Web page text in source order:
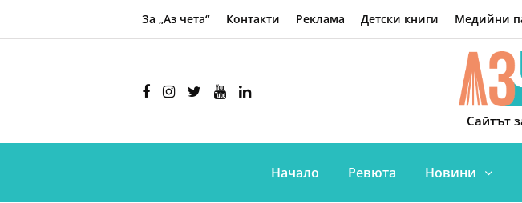
За „Аз чета“ Контакти Реклама Детски книги Медийни
Сайтът
Начало Ревюта Новини